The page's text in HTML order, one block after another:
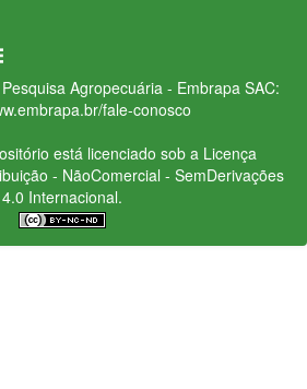
Agropecuária - Embrapa SAC:
fale-conosco
está licenciado sob a Licença
- NãoComercial - SemDerivações
4.0 Internacional.